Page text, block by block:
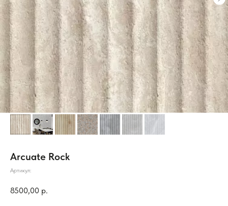
Arcuate Rock
Артикул:
8500,00 р.